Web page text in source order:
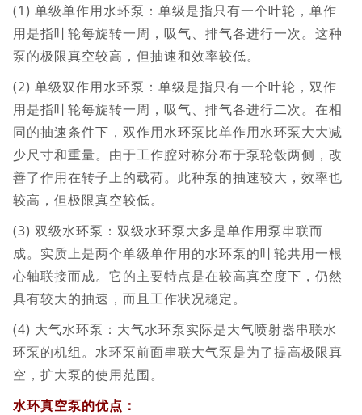
(1) 单级单作用水环泵：单级是指只有一个叶轮，单作
用是指叶轮每旋转一周，吸气、排气各进行一次。这种
泵的极限真空较高，但抽速和效率较低。
(2) 单级双作用水环泵：单级是指只有一个叶轮，双作
用是指叶轮每旋转一周，吸气、排气各进行二次。在相
同的抽速条件下，双作用水环泵比单作用水环泵大大减
少尺寸和重量。由于工作腔对称分布于泵轮毂两侧，改
善了作用在转子上的载荷。此种泵的抽速较大，效率也
较高，但极限真空较低。
(3) 双级水环泵：双级水环泵大多是单作用泵串联而
成。实质上是两个单级单作用的水环泵的叶轮共用一根
心轴联接而成。它的主要特点是在较高真空度下，仍然
具有较大的抽速，而且工作状况稳定。
(4) 大气水环泵：大气水环泵实际是大气喷射器串联水
环泵的机组。水环泵前面串联大气泵是为了提高极限真
空，扩大泵的使用范围。
水环真空泵的优点：